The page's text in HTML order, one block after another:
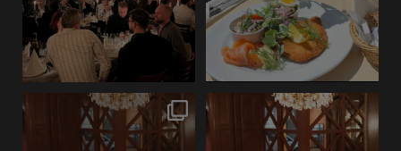
Stemningen på Vita. ✨
Levende klaver,
...
5 0
New visual post
4 0